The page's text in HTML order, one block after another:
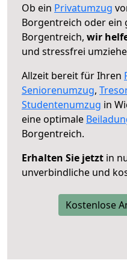
Ob ein Privatumzug
Borgentreich oder ein
Borgentreich, wir
und stressfrei
Allzeit bereit für Ihren
Seniorenumzug,
Studentenumzug in
eine optimale
Borgentreich.
Erhalten Sie jetzt in
unverbindliche und
Kostenlose